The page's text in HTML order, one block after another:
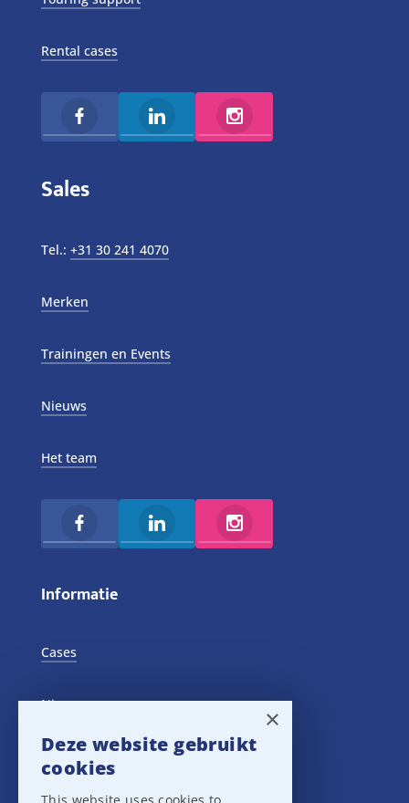
Rental cases
Sales
Tel.: +31 30 241 4070
Merken
Trainingen en Events
Nieuws
Het team
Informatie
Cases
Nieuws
Training Events
×
Deze website gebruikt
cookies